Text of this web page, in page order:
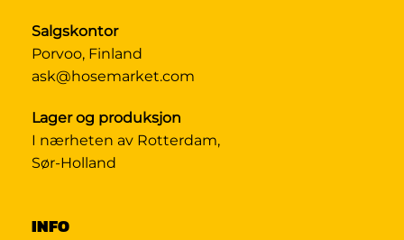
Salgskontor
Porvoo, Finland
ask@hosemarket.com
Lager og produksjon
I nærheten av Rotterdam,
Sør-Holland
INFO